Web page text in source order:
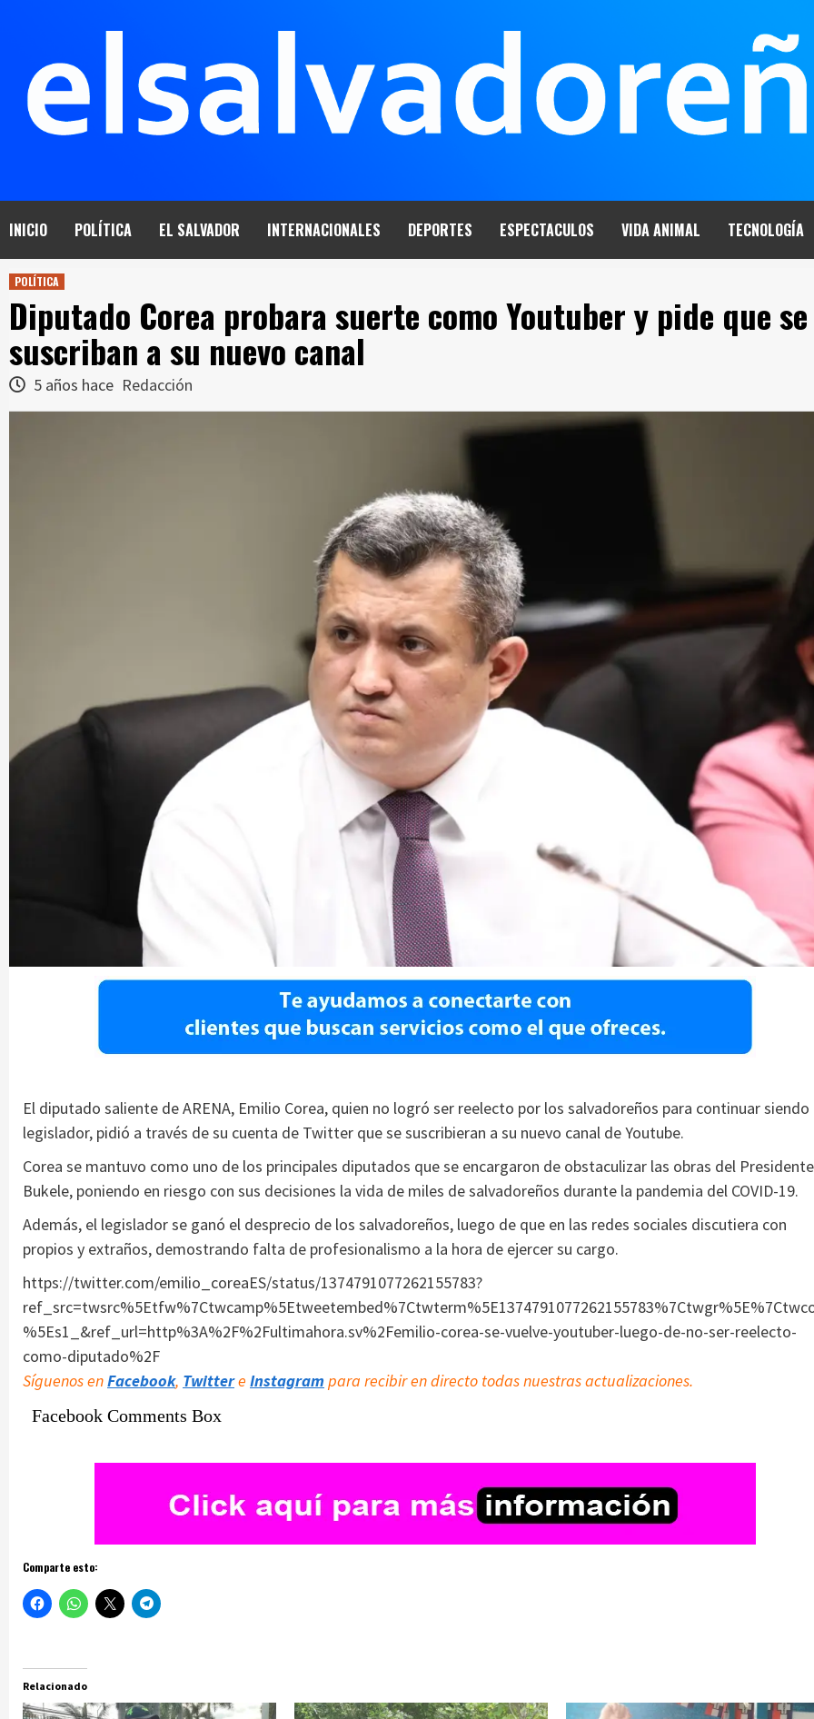
INICIO POLÍTICA EL SALVADOR INTERNACIONALES DEPORTES ESPECTACULOS VIDA ANIMAL TECNOLOGÍA
POLÍTICA
Diputado Corea probara suerte como Youtuber y pide que se
suscriban a su nuevo canal
5 años hace Redacción
El diputado saliente de ARENA, Emilio Corea, quien no logró ser reelecto por los salvadoreños para continuar siendo
legislador, pidió a través de su cuenta de Twitter que se suscribieran a su nuevo canal de Youtube.
Corea se mantuvo como uno de los principales diputados que se encargaron de obstaculizar las obras del Presidente
Bukele, poniendo en riesgo con sus decisiones la vida de miles de salvadoreños durante la pandemia del COVID-19.
Además, el legislador se ganó el desprecio de los salvadoreños, luego de que en las redes sociales discutiera con
propios y extraños, demostrando falta de profesionalismo a la hora de ejercer su cargo.
https://twitter.com/emilio_coreaES/status/1374791077262155783?
%5Es1_&ref_url=http%3A%2F%2Fultimahora.sv%2Femilio-corea-se-vuelve-youtuber-luego-de-no-ser-reelecto-
como-diputado%2F
Síguenos enFacebook, Twittere Instagram para recibir en directo todas nuestras actualizaciones.
Facebook Comments Box
Comparte esto:
Relacionado